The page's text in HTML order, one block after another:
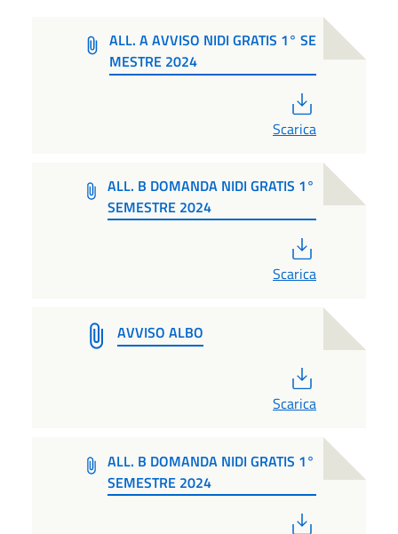
ALL. A AVVISO NIDI GRATIS 1° SE
MESTRE 2024
Scarica
ALL. B DOMANDA NIDI GRATIS 1°
SEMESTRE 2024
Scarica
AVVISO ALBO
Scarica
ALL. B DOMANDA NIDI GRATIS 1°
SEMESTRE 2024